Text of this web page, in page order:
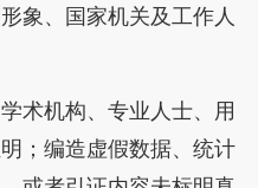
象、国家机关及工作人
术机构、专业人士、用
；编造虚假数据、统计